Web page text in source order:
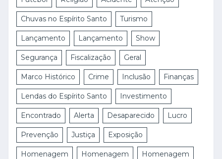
Chuvas no Espírito Santo Turismo
Lançamento Lançamento Show
Segurança Fiscalização Geral
Marco Histórico Crime Inclusão Finanças
Lendas do Espírito Santo Investimento
Encontrado Alerta Desaparecido Lucro
Prevenção Justiça Exposição
Homenagem Homenagem Homenagem